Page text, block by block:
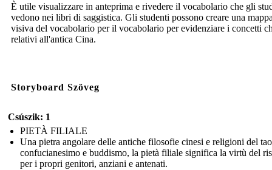
È utile visualizzare in anteprima e rivedere il vocabolario che gli
vedono nei libri di saggistica. Gli studenti possono creare una
visiva del vocabolario per il vocabolario per evidenziare i concetti
relativi all'antica Cina.
Storyboard Szöveg
Csúszik: 1
PIETÀ FILIALE
Una pietra angolare delle antiche filosofie cinesi e religioni del
confucianesimo e buddismo, la pietà filiale significa la virtù del
per i propri genitori, anziani e antenati.